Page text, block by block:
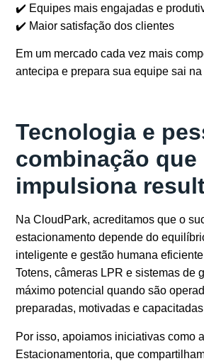
✔️ Equipes mais engajadas e
✔️ Maior satisfação dos clientes
Em um mercado cada vez mais
antecipa e prepara sua equipe sai na
Tecnologia e
combinação que
impulsiona
NaCloudPark, acreditamos que o
estacionamento depende do
inteligente e gestão humana eficiente
Totens, câmeras LPR e sistemas de
máximo potencial quando são
preparadas, motivadas e capacitadas
Por isso, apoiamos iniciativas como a
Estacionamentoria, que